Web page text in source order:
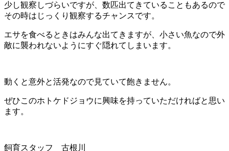
少し観察しづらいですが、数匹出てきていることもあるので
その時はじっくり観察するチャンスです。
エサを食べるときはみんな出てきますが、小さい魚なので外
敵に襲われないようにすぐ隠れてしまいます。
動くと意外と活発なので見ていて飽きません。
ぜひこのホトケドジョウに興味を持っていただければと思い
ます。
飼育スタッフ 古根川